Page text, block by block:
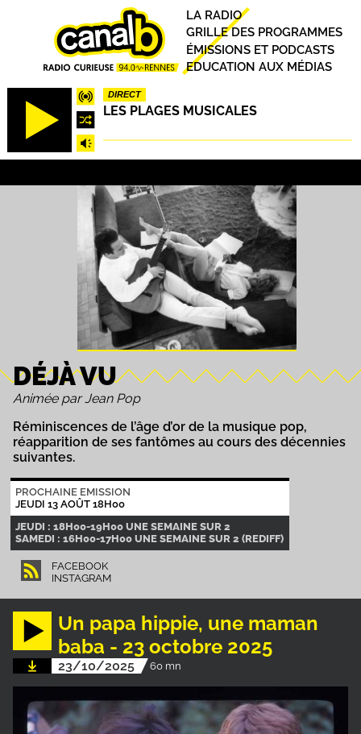
DIRECT
LES PLAGES MUSICALES
Principal
LA RADIO
GRILLE DES PROGRAMMES
ÉMISSIONS ET PODCASTS
EDUCATION AUX MÉDIAS
DÉJÀ VU
Animée par Jean Pop
Réminiscences de l’âge d’or de la musique pop,
réapparition de ses fantômes au cours des décennies
suivantes.
PROCHAINE EMISSION
JEUDI 13 AOÛT 18H00
JEUDI : 18H00-19H00 UNE SEMAINE SUR 2
SAMEDI : 16H00-17H00 UNE SEMAINE SUR 2 (REDIFF)
FACEBOOK
INSTAGRAM
Un papa hippie, une maman
baba - 23 octobre 2025
23/10/2025 60 mn